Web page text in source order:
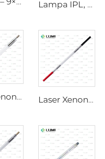
Lampa IPL, modell 9-45-100 Wire
Laser Xenonlampa L2851 – 5×105×175 mm Laser Xenonlampa L1921 - 7×60×125 mm